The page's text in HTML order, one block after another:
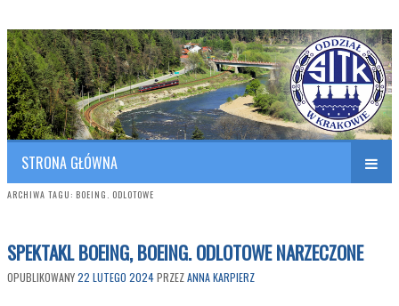
SITK RP Oddział w KRAKOWIE
Polish Association of Engineers & Technicians of Transportation
STRONA GŁÓWNA
ARCHIWA TAGU: BOEING. ODLOTOWE
SPEKTAKL BOEING, BOEING. ODLOTOWE NARZECZONE
OPUBLIKOWANY22 LUTEGO 2024PRZEZANNA KARPIERZ